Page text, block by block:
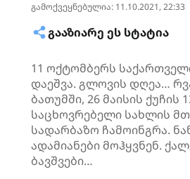
გამოქვეყნებულია: 11.10.2021, 22:33
ᲒᲐᲐᲖᲘᲐᲠᲔ ᲔᲡ ᲡᲢᲐᲢᲘᲐ
11 ოქტომბერს
დაეშვა. გლოვის დღეა…
ბათუმში, 26 მაისის ქუჩის
საცხოვრებელი სახლის
სადარბაზო ჩამოინგრა.
ადამიანები მოჰყვნენ.
ბავშვები…